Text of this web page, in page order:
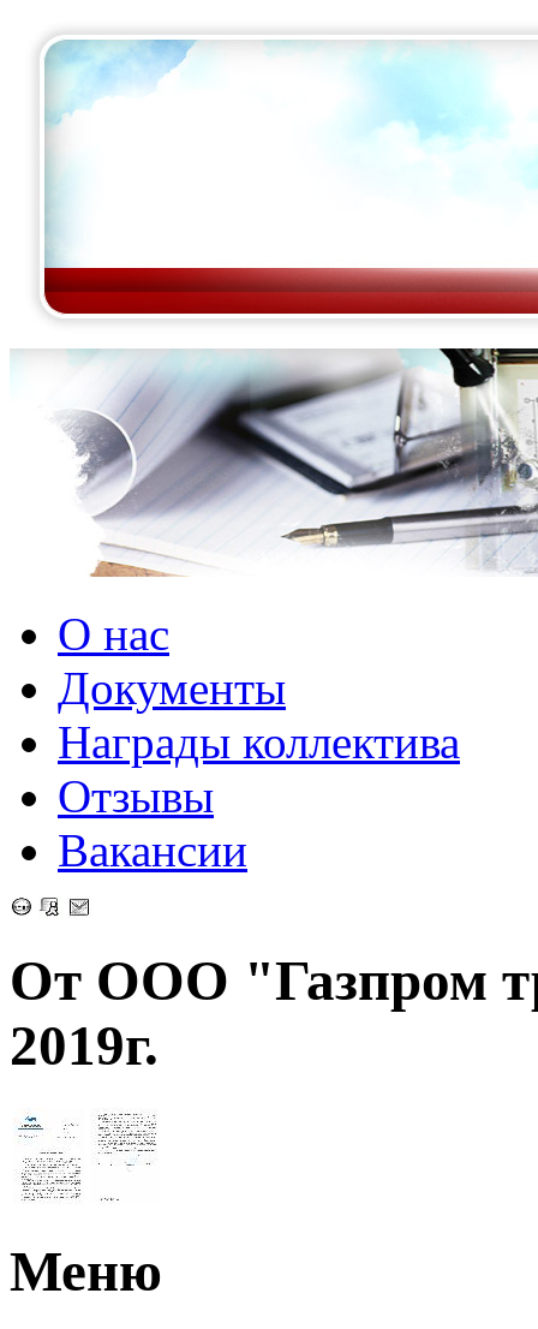
О нас
Документы
Награды коллектива
Отзывы
Вакансии
От ООО "Газпром
2019г.
Меню